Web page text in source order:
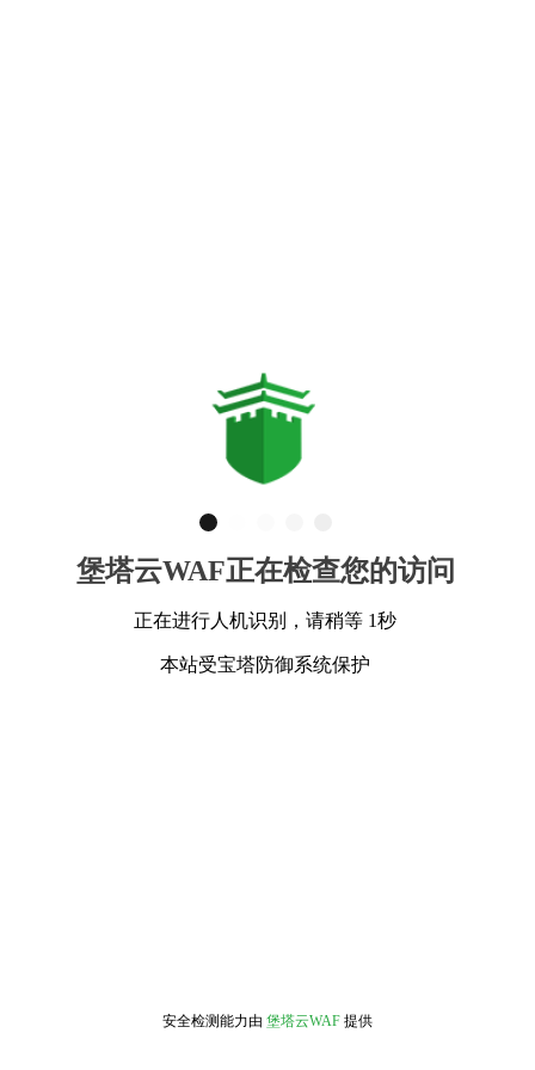
堡塔云WAF正在检查您的访问
正在进行人机识别，请稍等 1秒
本站受宝塔防御系统保护
安全检测能力由 堡塔云WAF 提供